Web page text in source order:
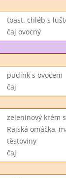
toast. chléb s
čaj ovocný
pudink s ovocem
čaj
zeleninový krém
Rajská omáčka,
těstoviny
čaj